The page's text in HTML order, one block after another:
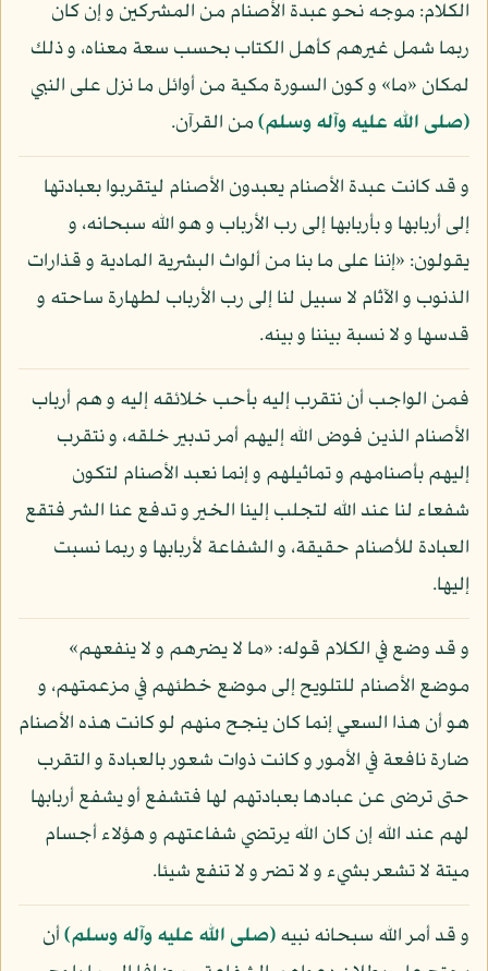
الكلام: موجه نحو عبدة الأصنام من المشركين و إن كان
ربما شمل غيرهم كأهل الكتاب بحسب سعة معناه، و ذلك
لمكان «ما» و كون السورة مكية من أوائل ما نزل على النبي
(صلى الله عليه وآله وسلم)من القرآن.
و قد كانت عبدة الأصنام يعبدون الأصنام ليتقربوا بعبادتها
إلى أربابها و بأربابها إلى رب الأرباب و هو الله سبحانه، و
يقولون: «إننا على ما بنا من ألواث البشرية المادية و قذارات
الذنوب و الآثام لا سبيل لنا إلى رب الأرباب لطهارة ساحته و
قدسها و لا نسبة بيننا و بينه.
فمن الواجب أن نتقرب إليه بأحب خلائقه إليه و هم أرباب
الأصنام الذين فوض الله إليهم أمر تدبير خلقه، و نتقرب
إليهم بأصنامهم و تماثيلهم و إنما نعبد الأصنام لتكون
شفعاء لنا عند الله لتجلب إلينا الخير و تدفع عنا الشر فتقع
العبادة للأصنام حقيقة، و الشفاعة لأربابها و ربما نسبت
إليها.
و قد وضع في الكلام قوله: «ما لا يضرهم و لا ينفعهم»
موضع الأصنام للتلويح إلى موضع خطئهم في مزعمتهم، و
هو أن هذا السعي إنما كان ينجح منهم لو كانت هذه الأصنام
ضارة نافعة في الأمور و كانت ذوات شعور بالعبادة و التقرب
حتى ترضى عن عبادها بعبادتهم لها فتشفع أو يشفع أربابها
لهم عند الله إن كان الله يرتضي شفاعتهم و هؤلاء أجسام
ميتة لا تشعر بشيء و لا تضر و لا تنفع شيئا.
و قد أمر الله سبحانه نبيه(صلى الله عليه وآله وسلم)أن